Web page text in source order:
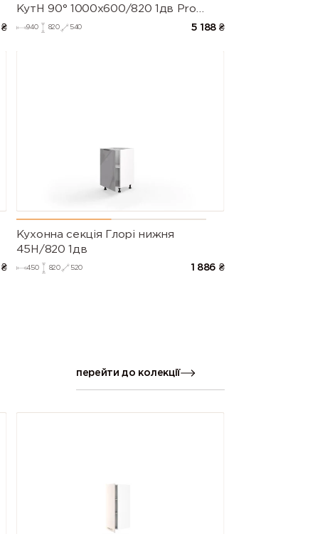
₴
КутН 90° 1000х600/820 1дв Pro
Blum (Білий/Напівмат Білий 9003)
940 820 540 5 188 ₴
₴
Кухонна секція Глорі нижня
45Н/820 1дв
450 820 520 1 886 ₴
перейти до колекції